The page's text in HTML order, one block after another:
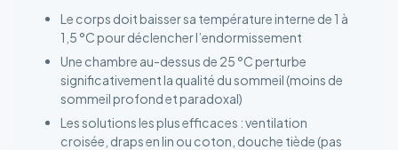
Le corps doit baisser sa température interne de 1 à
1,5 °C pour déclencher l’endormissement
Une chambre au-dessus de 25 °C perturbe
significativement la qualité du sommeil (moins de
sommeil profond et paradoxal)
Les solutions les plus efficaces : ventilation
croisée, draps en lin ou coton, douche tiède (pas